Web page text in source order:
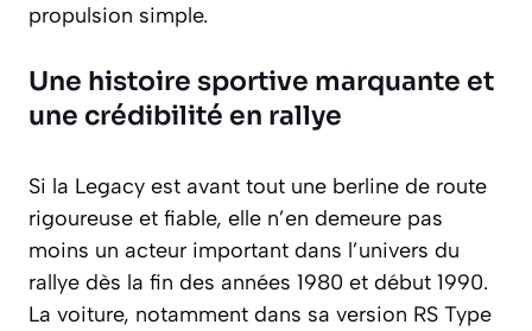
propulsion simple.
Une histoire sportive marquante et
une crédibilité en rallye
Si la Legacy est avant tout une berline de route
rigoureuse et fiable, elle n’en demeure pas
moins un acteur important dans l’univers du
rallye dès la fin des années 1980 et début 1990.
La voiture, notamment dans sa version RS Type